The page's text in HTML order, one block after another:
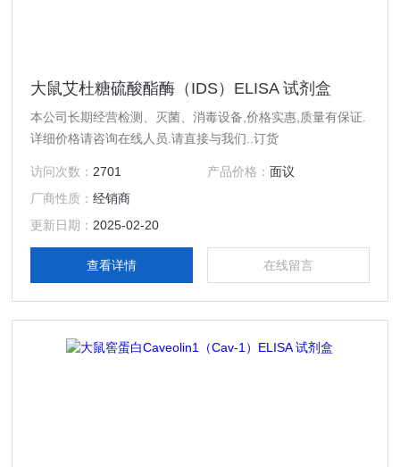
大鼠艾杜糖硫酸酯酶（IDS）ELISA 试剂盒
本公司长期经营检测、灭菌、消毒设备,价格实惠,质量有保证.
详细价格请咨询在线人员.请直接与我们..订货
访问次数： 2701 产品价格： 面议
厂商性质：经销商
更新日期： 2025-02-20
查看详情 在线留言